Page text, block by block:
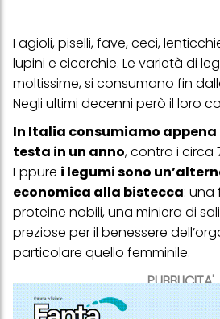
PUBBLICITA'
Fagioli, piselli, fave, ceci,
lupini e cicerchie. Le varietà di
moltissime, si consumano fin
Negli ultimi decenni però il loro
In Italia consumiamo appena
testa in un anno, contro i circa
Eppure i legumi sono
economica alla bistecca: una
proteine nobili, una miniera di
preziose per il benessere
particolare quello femminile.